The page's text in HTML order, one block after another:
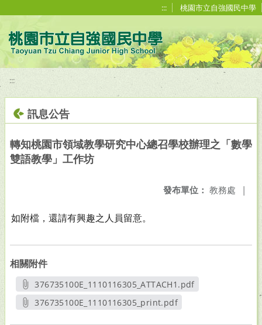
::: 桃園市立自強國民中學
:::
訊息公告
轉知桃園市領域教學研究中心總召學校辦理之「數學
雙語教學」工作坊
發布單位： 教務處 |
如附檔，還請有興趣之人員留意。
相關附件
376735100E_1110116305_ATTACH1.pdf
另開新視窗
376735100E_1110116305_print.pdf